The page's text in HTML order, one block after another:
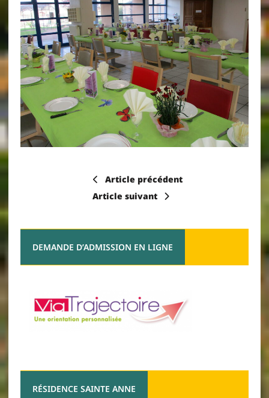
Article précédent
Article suivant
DEMANDE D’ADMISSION EN LIGNE
RÉSIDENCE SAINTE ANNE